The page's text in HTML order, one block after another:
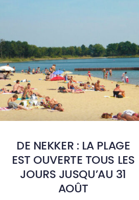
DE NEKKER : LA PLAGE
EST OUVERTE TOUS LES
JOURS JUSQU’AU 31
AOÛT